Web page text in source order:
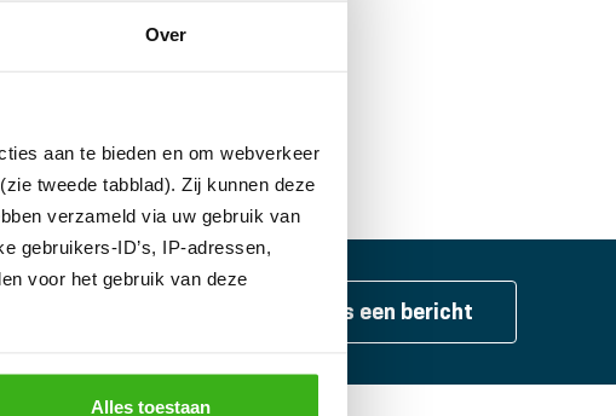
Over
aan te bieden en om webverkeer
tweede tabblad). Zij kunnen deze
verzameld via uw gebruik van
gebruikers-ID’s, IP-adressen,
voor het gebruik van deze
Alles toestaan
Stuur ons een bericht